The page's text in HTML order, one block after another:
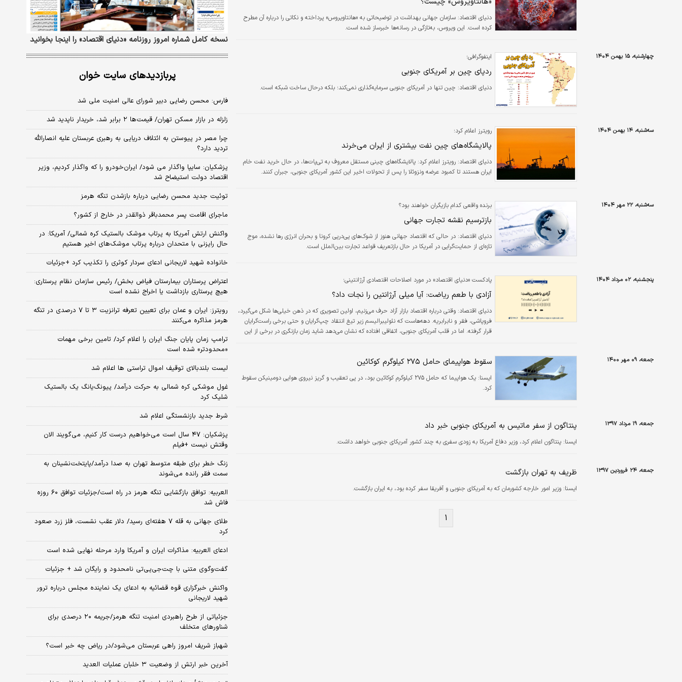
دنیای اقتصاد: سازمان جهانی بهداشت در توضیحاتی به «هانتاویروس» پرداخته و نکاتی را درباره آن مطرح
کرده است. این ویروس، به‌تازگی در رسانه‌ها خبرساز شده است.
چهارشنبه، ۱۵ بهمن ۱۴۰۴ اینفوگرافی؛
ردپای‌ چین بر آمریکای جنوبی
دنیای اقتصاد: چین تنها در آمریکای جنوبی سرمایه‌گذاری نمی‌کند؛ بلکه درحال ساخت شبکه است.
سه‌شنبه، ۱۴ بهمن ۱۴۰۴ رویترز اعلام کرد؛
پالایشگاه‌های چین نفت بیشتری از ایران می‌خرند
دنیای اقتصاد: رویترز اعلام کرد: پالایشگاه‌های چینی مستقل معروف به تی‌پات‌ها، در حال خرید نفت خام
ایران هستند تا کمبود عرضه ونزوئلا را پس از تحولات اخیر این کشور آمریکای جنوبی، جبران کنند.
سه‌شنبه، ۲۲ مهر ۱۴۰۴ برنده واقعی کدام بازیگران خواهند بود؟
بازترسیم نقشه تجارت جهانی
دنیای اقتصاد: در حالی ‌که اقتصاد جهانی هنوز از شوک‌های پی‌درپی کرونا و بحران انرژی رها نشده، موج
تازه‌ای از حمایت‌گرایی در آمریکا در حال بازتعریف قواعد تجارت بین‌الملل است.
پنجشنبه، ۰۲ مرداد ۱۴۰۴ پادکست «دنیای اقتصاد» در مورد اصلاحات اقتصادی آرژانتینی؛
آزادی با طعم ریاضت: آیا میلی آرژانتین را نجات داد؟
دنیای اقتصاد: وقتی درباره اقتصاد بازار آزاد حرف می‌زنیم، اولین تصویری که در ذهن خیلی‌ها شکل می‌گیرد،
فروپاشی، فقر و نابرابریه. دهه‌هاست که نئولیبرالیسم زیر تیغ انتقاد چپ‌گرایان و حتی برخی راست‌گرایان
قرار گرفته. اما در قلب آمریکای جنوبی، اتفاقی افتاده که نشان می‌دهد شاید زمان بازنگری در برخی از این
جمعه، ۰۹ مهر ۱۴۰۰ سقوط هواپیمای حامل ۲۷۵ کیلوگرم کوکائین
ایسنا:
یک هواپیما که حامل ۲۷۵ کیلوگرم کوکائین بود، در پی تعقیب و گریز نیروی هوایی دومینیکن سقوط
کرد.
جمعه، ۱۹ مرداد ۱۳۹۷ پنتاگون از سفر ماتیس به آمریکای جنوبی خبر داد
ايسنا: پنتاگون اعلام کرد، وزیر دفاع آمریکا به زودی سفری به چند کشور آمریکای جنوبی خواهد داشت.
جمعه، ۲۴ فروردین ۱۳۹۷ ظریف به تهران بازگشت
ايسنا: وزیر امور خارجه کشورمان که به آمریکای جنوبی و آفریقا سفر کرده بود، به ایران بازگشت.
۱
نسخه کامل شماره امروز روزنامه «دنیای‌ اقتصاد» را اینجا بخوانید
پربازدیدهای سایت خوان
فارس: محسن رضایی دبیر شورای عالی امنیت ملی شد
زلزله در بازار مسکن تهران/ قیمت‌ها ۲ برابر شد، خریدار ناپدید شد
چرا مصر در پیوستن به ائتلاف دریایی به رهبری عربستان علیه انصارالله
تردید دارد؟
پزشکیان: سایپا واگذار می شود/ ایران‌خودرو را که واگذار کردیم، وزیر
اقتصاد دولت استیضاح شد
توئیت جدید محسن رضایی درباره بازشدن تنگه هرمز
ماجرای اقامت پسر محمدباقر ذوالقدر در خارج از کشور؟
واکنش ارتش آمریکا به پرتاب موشک بالستیک کره شمالی/ آمریکا: در
حال رایزنی با متحدان درباره پرتاب موشک‌های اخیر هستیم
خانواده شهید لاریجانی ادعای سردار کوثری را تکذیب کرد +جزئیات
اعتراض پرستاران بیمارستان فیاض بخش/ رئیس سازمان نظام پرستاری:
هیچ پرستاری بازداشت یا اخراج نشده است
رویترز: ایران و عمان برای تعیین تعرفه ترانزیت ۳ تا ۷ درصدی در تنگه
هرمز مذاکره می‌کنند
ترامپ زمان پایان جنگ ایران را اعلام کرد/ تامین برخی مهمات
«محدودتر» شده است
لیست بلندبالای توقیف اموال تراستی ها اعلام شد
غول موشکی کره شمالی به حرکت درآمد/ پیونگ‌یانگ یک بالستیک
شلیک کرد
شرط جدید بازنشستگی اعلام شد
پزشکیان: ۴۷ سال است می‌خواهیم درست کار کنیم، می‌گویند الان
وقتش نیست +فیلم
زنگ خطر برای طبقه متوسط تهران به صدا درآمد/پایتخت‌نشینان به
سمت فقر رانده می‌شوند
العربیه: توافق بازگشایی تنگه هرمز در راه است/جزئیات توافق ۶۰ روزه
فاش شد
طلای جهانی به قله ۷ هفته‌ای رسید/ دلار عقب نشست، فلز زرد صعود
کرد
ادعای العربیه: مذاکرات ایران و آمریکا وارد مرحله نهایی شده است
گفت‌وگوی متنی با چت‌جی‌پی‌تی نامحدود و رایگان شد + جزئیات
واکنش خبرگزاری قوه قضائیه به ادعای یک نماینده مجلس درباره ترور
شهید لاریجانی
جزئیاتی از طرح راهبردی امنیت تنگه هرمز/جریمه ۲۰ درصدی برای
شناورهای متخلف
شهباز شریف امروز راهی عربستان می‌شود/در ریاض چه خبر است؟
آخرین خبر ارتش از وضعیت ۳ خلبان عملیات العدید